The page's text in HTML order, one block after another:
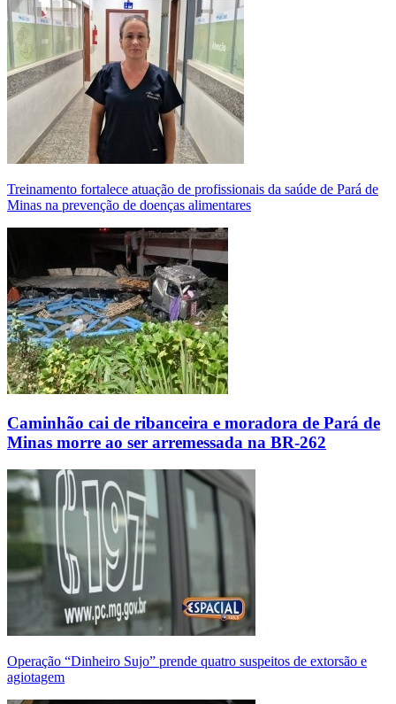
Treinamento fortalece atuação de profissionais da saúde de Pará de
Minas na prevenção de doenças alimentares
Caminhão cai de ribanceira e moradora de Pará de
Minas morre ao ser arremessada na BR-262
Operação “Dinheiro Sujo” prende quatro suspeitos de extorsão e
agiotagem